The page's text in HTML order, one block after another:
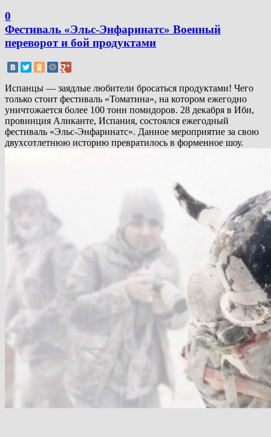
0
Фестиваль «Эльс-Энфаринатс» Военный
переворот и бой продуктами
Испанцы — заядлые любители бросаться продуктами! Чего
только стоит фестиваль «Томатина», на котором ежегодно
уничтожается более 100 тонн помидоров. 28 декабря в Иби,
провинция Аликанте, Испания, состоялся ежегодный
фестиваль «Эльс-Энфаринатс». Данное мероприятие за свою
двухсотлетнюю историю превратилось в форменное шоу.